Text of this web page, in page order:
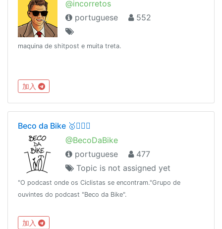
@incorretos
portuguese
552
maquina de shitpost e muita treta.
加入
Beco da Bike 🥇🚴🏻‍♀️
@BecoDaBike
portuguese
477
Topic is not assigned yet
"O podcast onde os Ciclistas se encontram."Grupo de
ouvintes do podcast "Beco da Bike".
加入